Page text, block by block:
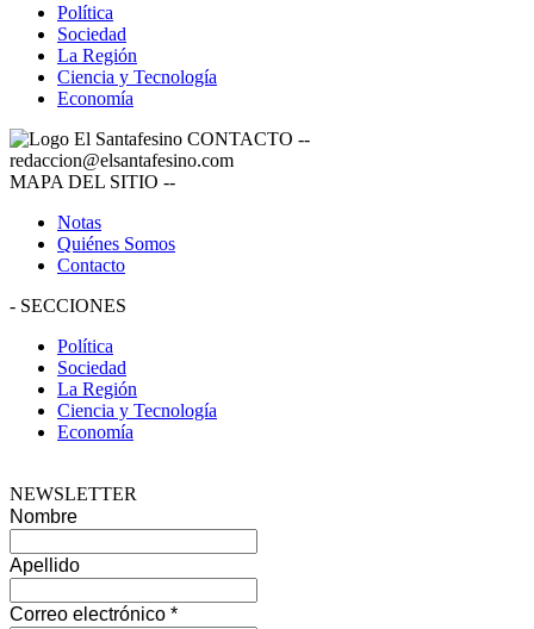
Política
Sociedad
La Región
Ciencia y Tecnología
Economía
CONTACTO --
redaccion@elsantafesino.com
MAPA DEL SITIO --
Notas
Quiénes Somos
Contacto
- SECCIONES
Política
Sociedad
La Región
Ciencia y Tecnología
Economía
NEWSLETTER
Nombre
Apellido
Correo electrónico *